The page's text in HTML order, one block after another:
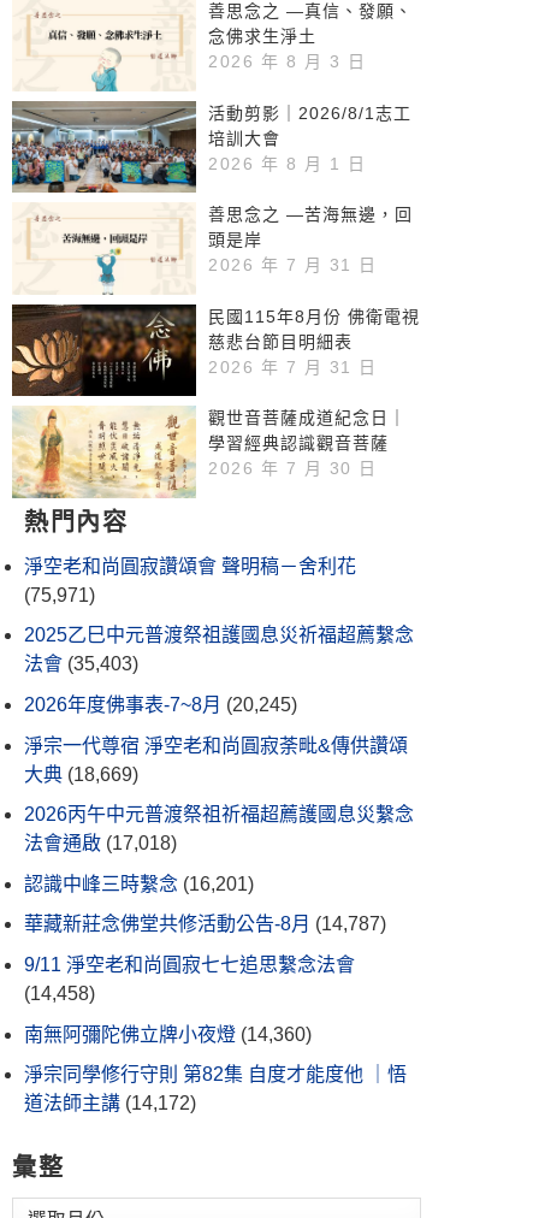
善思念之 —真信、發願、
念佛求生淨土
2026 年 8 月 3 日
活動剪影｜2026/8/1志工
培訓大會
2026 年 8 月 1 日
善思念之 —苦海無邊，回
頭是岸
2026 年 7 月 31 日
民國115年8月份 佛衛電視
慈悲台節目明細表
2026 年 7 月 31 日
觀世音菩薩成道紀念日｜
學習經典認識觀音菩薩
2026 年 7 月 30 日
熱門內容
淨空老和尚圓寂讚頌會 聲明稿－舍利花
(75,971)
2025乙巳中元普渡祭祖護國息災祈福超薦繫念
法會 (35,403)
2026年度佛事表-7~8月 (20,245)
淨宗一代尊宿 淨空老和尚圓寂荼毗&傳供讚頌
大典 (18,669)
2026丙午中元普渡祭祖祈福超薦護國息災繫念
法會通啟 (17,018)
認識中峰三時繫念 (16,201)
華藏新莊念佛堂共修活動公告-8月 (14,787)
9/11 淨空老和尚圓寂七七追思繫念法會
(14,458)
南無阿彌陀佛立牌小夜燈 (14,360)
淨宗同學修行守則 第82集 自度才能度他 ｜悟
道法師主講 (14,172)
彙整